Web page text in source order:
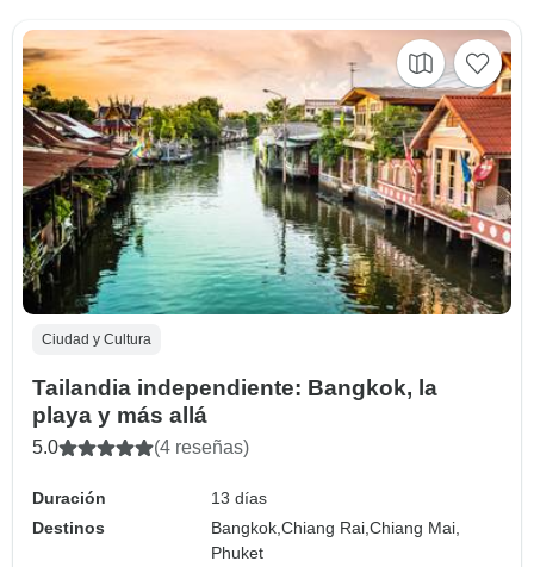
Ciudad y Cultura
Tailandia independiente: Bangkok, la
playa y más allá
5.0 (4 reseñas)
Duración
13 días
Destinos
Bangkok,Chiang Rai,Chiang Mai,
Phuket